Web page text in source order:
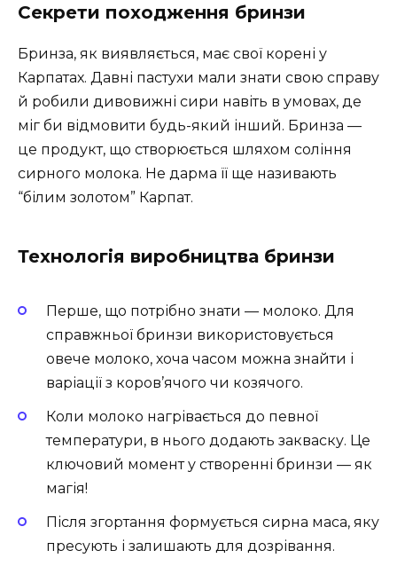
Секрети походження бринзи
Бринза, як виявляється, має свої корені у
Карпатах. Давні пастухи мали знати свою справу
й робили дивовижні сири навіть в умовах, де
міг би відмовити будь-який інший. Бринза —
це продукт, що створюється шляхом соління
сирного молока. Не дарма її ще називають
“білим золотом” Карпат.
Технологія виробництва бринзи
Перше, що потрібно знати — молоко. Для
справжньої бринзи використовується
овече молоко, хоча часом можна знайти і
варіації з коров’ячого чи козячого.
Коли молоко нагрівається до певної
температури, в нього додають закваску. Це
ключовий момент у створенні бринзи — як
магія!
Після згортання формується сирна маса, яку
пресують і залишають для дозрівання.